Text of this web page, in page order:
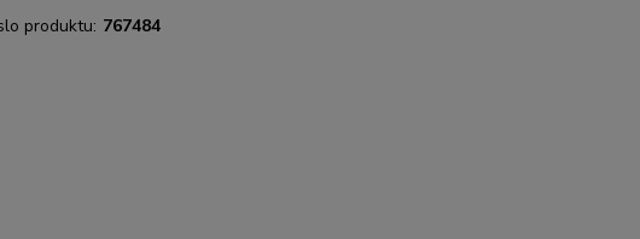
produktu: 767484